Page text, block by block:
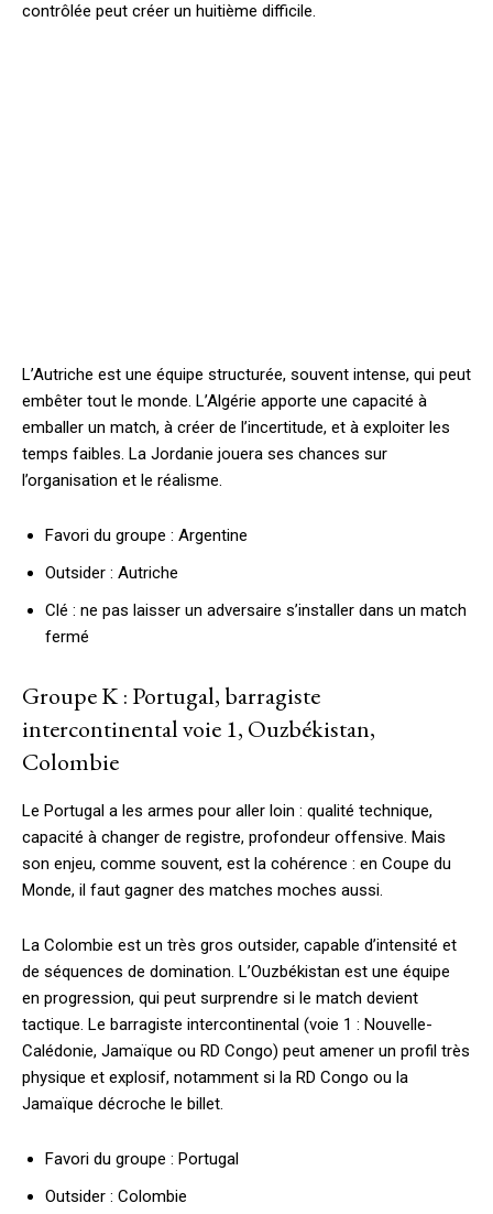
contrôlée peut créer un huitième difficile.
L’Autriche est une équipe structurée, souvent intense, qui peut
embêter tout le monde. L’Algérie apporte une capacité à
emballer un match, à créer de l’incertitude, et à exploiter les
temps faibles. La Jordanie jouera ses chances sur
l’organisation et le réalisme.
Favori du groupe : Argentine
Outsider : Autriche
Clé : ne pas laisser un adversaire s’installer dans un match
fermé
Groupe K : Portugal, barragiste
intercontinental voie 1, Ouzbékistan,
Colombie
Le Portugal a les armes pour aller loin : qualité technique,
capacité à changer de registre, profondeur offensive. Mais
son enjeu, comme souvent, est la cohérence : en Coupe du
Monde, il faut gagner des matches moches aussi.
La Colombie est un très gros outsider, capable d’intensité et
de séquences de domination. L’Ouzbékistan est une équipe
en progression, qui peut surprendre si le match devient
tactique. Le barragiste intercontinental (voie 1 : Nouvelle-
Calédonie, Jamaïque ou RD Congo) peut amener un profil très
physique et explosif, notamment si la RD Congo ou la
Jamaïque décroche le billet.
Favori du groupe : Portugal
Outsider : Colombie